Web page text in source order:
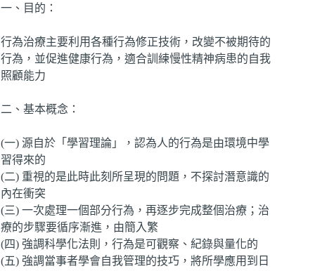
一、目的：
行為治療主要利用各種行為修正技術，改變不被期待的
行為，並促進健康行為，適合訓練慢性精神病患的自我
照顧能力
二、基本概念：
(一) 源自於「學習理論」，認為人的行為是由環境中學
習得來的
(二) 重視的是此時此刻所呈現的問題，不探討潛意識的
內在衝突
(三) 一次處理一個部分行為，再逐步完成整個治療；治
療的步驟要循序漸進，由簡入繁
(四) 強調科學化法則，行為是可觀察、紀錄與量化的
(五) 強調當事者學會自我管理的技巧，將所學應用到日